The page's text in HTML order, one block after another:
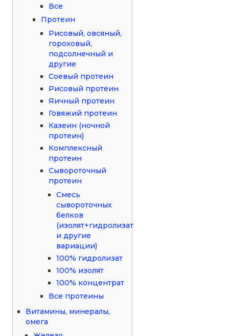
Все
Протеин
Рисовый, овсяный,
гороховый,
подсолнечный и
другие
Соевый протеин
Рисовый протеин
Яичный протеин
Говяжий протеин
Казеин (ночной
протеин)
Комплексный
протеин
Сывороточный
протеин
Смесь
сывороточных
белков
(изолят+гидролизат
и другие
вариации)
100% гидролизат
100% изолят
100% концентрат
Все протеины
Витамины, минералы,
омега